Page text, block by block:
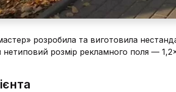
розробила та виготовила
нетиповий розмір рекламного поля —